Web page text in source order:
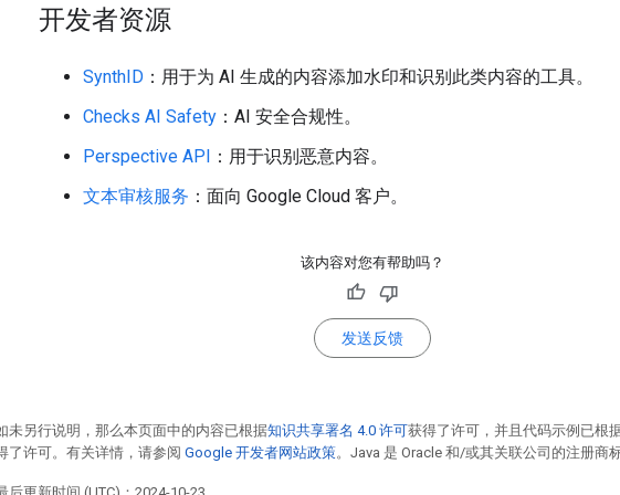
开发者资源
SynthID ：用于为 AI 生成的内容添加水印和识别此类内容的工具。
Checks AI Safety ：AI 安全合规性。
Perspective API ：用于识别恶意内容。
文本审核服务 ：面向 Google Cloud 客户。
该内容对您有帮助吗？
发送反馈
未另行说明，那么本页面中的内容已根据知识共享署名 4.0 许可获得了许可，并且代码示例已根
了许可。有关详情，请参阅 Google 开发者网站政策。Java 是 Oracle 和/或其关联公司的注册商标